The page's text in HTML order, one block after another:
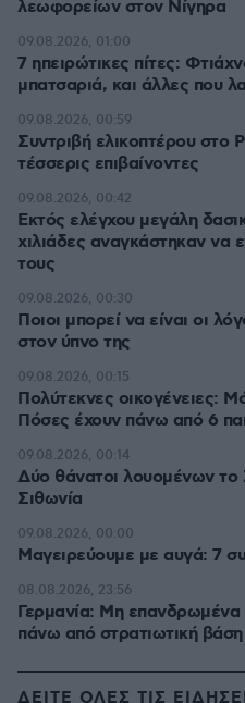
λεωφορείων στον Νίγηρα
7 ηπειρώτικες πίτες:
μπατσαριά, και άλλες που
09.08.2026, 01:00
Συντριβή ελικοπτέρου στο
τέσσερις επιβαίνοντες
09.08.2026, 00:59
Εκτός ελέγχου μεγάλη
χιλιάδες αναγκάστηκαν να
τους
09.08.2026, 00:42
Ποιοι μπορεί να είναι οι
στον ύπνο της
09.08.2026, 00:30
Πολύτεκνες οικογένειες:
Πόσες έχουν πάνω από 6
09.08.2026, 00:15
Δύο θάνατοι λουομένων
Σιθωνία
09.08.2026, 00:14
Μαγειρεύουμε με αυγά: 7
09.08.2026, 00:00
Γερμανία: Μη
πάνω από στρατιωτική βάση
08.08.2026, 23:56
ΔΕΙΤΕ ΟΛΕΣ ΤΙΣ